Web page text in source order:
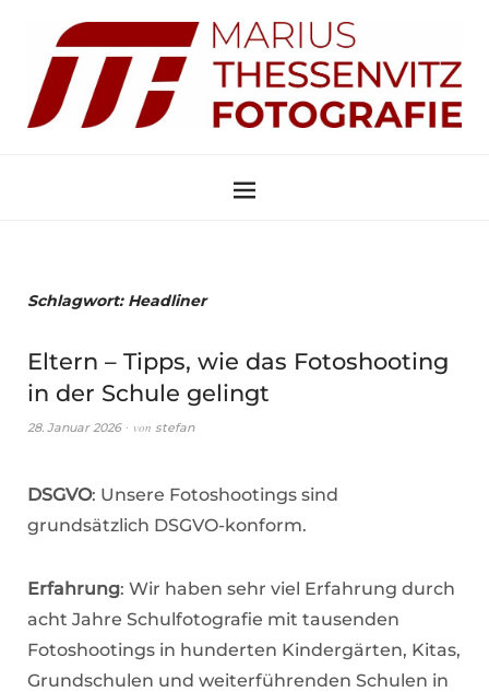
Schlagwort: Headliner
Eltern – Tipps, wie das Fotoshooting
in der Schule gelingt
28. Januar 2026 von stefan
DSGVO: Unsere Fotoshootings sind
grundsätzlich DSGVO-konform.
Erfahrung: Wir haben sehr viel Erfahrung durch
acht Jahre Schulfotografie mit tausenden
Fotoshootings in hunderten Kindergärten, Kitas,
Grundschulen und weiterführenden Schulen in